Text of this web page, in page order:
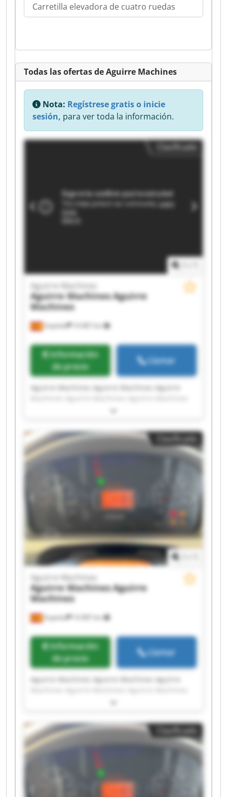
Carretilla elevadora de cuatro ruedas
Todas las ofertas de Aguirre Machines
Nota: Regístrese gratis o inicie
sesión, para ver toda la información.
Clasificado
Azpeitia 10.987 km
Aguirre Machines
Aguirre MachinesAguirre
Machines
Información
de precio
Llamar
Aguirre Machines Aguirre Machines Aguirre
Aguirre Machines Aguirre Machines Aguirre
Aguirre Machines Aguirre Machines Aguirre
Machines Aguirre Machines Aguirre Machines
Aguirre Machines Aguirre Machines Aguirre
Machines Aguirre Machines Aguirre Machines
Clasificado
Azpeitia 10.987 km
Aguirre Machines
Aguirre MachinesAguirre
Machines
Información
de precio
Llamar
Aguirre Machines Aguirre Machines Aguirre
Aguirre Machines Aguirre Machines Aguirre
Aguirre Machines Aguirre Machines Aguirre
Machines Aguirre Machines Aguirre Machines
Aguirre Machines Aguirre Machines Aguirre
Machines Aguirre Machines Aguirre Machines
Clasificado